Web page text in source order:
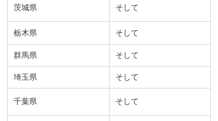
茨城県 そして
栃木県 そして
群馬県 そして
埼玉県 そして
千葉県 そして